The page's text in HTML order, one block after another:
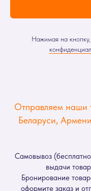
Нажимая на
Отправляем наши
Беларуси,
Самовывоз
выдачи
Бронирование
оформите заказ и